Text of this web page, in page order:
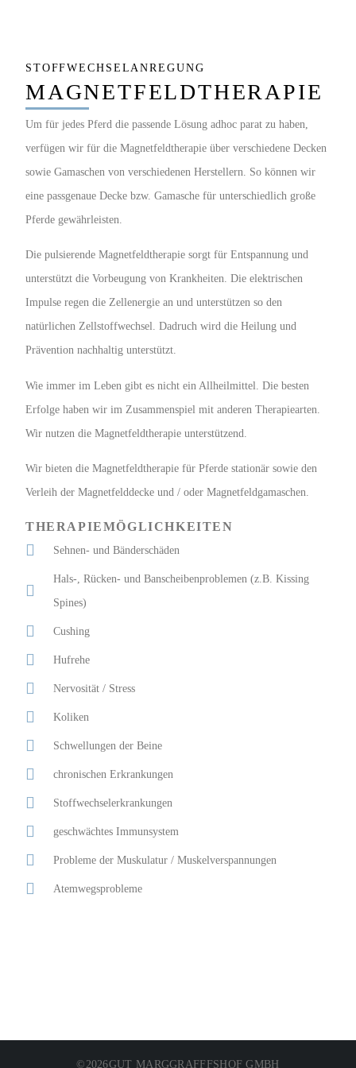
STOFFWECHSELANREGUNG
MAGNETFELDTHERAPIE
Um für jedes Pferd die passende Lösung adhoc parat zu haben,
verfügen wir für die Magnetfeldtherapie über verschiedene Decken
sowie Gamaschen von verschiedenen Herstellern. So können wir
eine passgenaue Decke bzw. Gamasche für unterschiedlich große
Pferde gewährleisten.
Die pulsierende Magnetfeldtherapie sorgt für Entspannung und
unterstützt die Vorbeugung von Krankheiten. Die elektrischen
Impulse regen die Zellenergie an und unterstützen so den
natürlichen Zellstoffwechsel. Dadruch wird die Heilung und
Prävention nachhaltig unterstützt.
Wie immer im Leben gibt es nicht ein Allheilmittel. Die besten
Erfolge haben wir im Zusammenspiel mit anderen Therapiearten.
Wir nutzen die Magnetfeldtherapie unterstützend.
Wir bieten die Magnetfeldtherapie für Pferde stationär sowie den
Verleih der Magnetfelddecke und / oder Magnetfeldgamaschen.
THERAPIEMÖGLICHKEITEN
Sehnen- und Bänderschäden
Hals-, Rücken- und Banscheibenproblemen (z.B. Kissing
Spines)
Cushing
Hufrehe
Nervosität / Stress
Koliken
Schwellungen der Beine
chronischen Erkrankungen
Stoffwechselerkrankungen
geschwächtes Immunsystem
Probleme der Muskulatur / Muskelverspannungen
Atemwegsprobleme
© 2026GUT MARGGRAFFFSHOF GMBH